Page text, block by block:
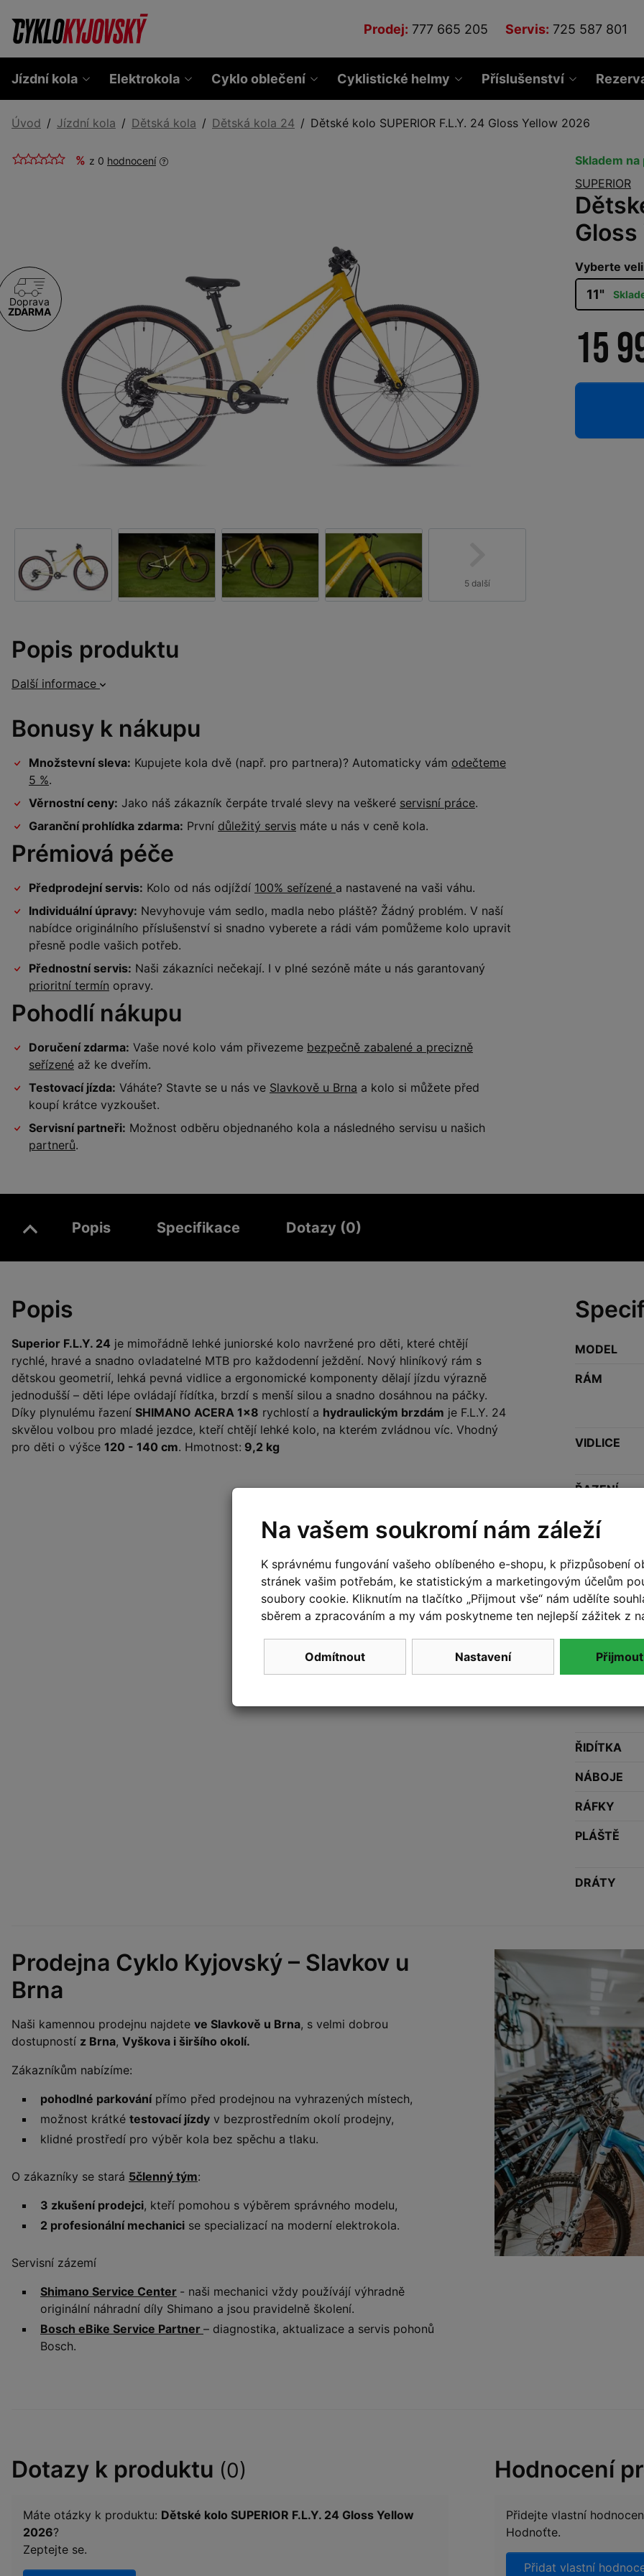
Prodej: 777 665 205 Servis: 725 587 801
Jízdní kola Elektrokola Cyklo oblečení Cyklistické helmy Příslušenství
Úvod Jízdní kola Dětská kola Dětská kola 24 Dětské kolo SUPERIOR F.L.Y. 24 Gloss Yellow 2026
% z 0 hodnocení
Doprava
ZDARMA
5 další
Popis produktu
Další informace
Bonusy k nákupu
Množstevní sleva: Kupujete kola dvě (např. pro partnera)? Automaticky vám odečteme
5 %.
Věrnostní ceny: Jako náš zákazník čerpáte trvalé slevy na veškeré servisní práce.
Garanční prohlídka zdarma: První důležitý servis máte u nás v ceně kola.
Prémiová péče
Předprodejní servis: Kolo od nás odjíždí 100% seřízené a nastavené na vaši váhu.
Individuální úpravy: Nevyhovuje vám sedlo, madla nebo pláště? Žádný problém. V naší
nabídce originálního příslušenství si snadno vyberete a rádi vám pomůžeme kolo upravit
přesně podle vašich potřeb.
Přednostní servis: Naši zákazníci nečekají. I v plné sezóně máte u nás garantovaný
prioritní termín opravy.
Pohodlí nákupu
Doručení zdarma: Vaše nové kolo vám přivezeme bezpečně zabalené a precizně
seřízené až ke dveřím.
Testovací jízda: Váháte? Stavte se u nás ve Slavkově u Brna a kolo si můžete před
koupí krátce vyzkoušet.
Servisní partneři: Možnost odběru objednaného kola a následného servisu u našich
partnerů.
Skladem
SUPERIOR
Vyberte
11"
15
Popis Specifikace Dotazy (0)
Popis
Superior F.L.Y. 24 je mimořádně lehké juniorské kolo navržené pro děti, které chtějí
rychlé, hravé a snadno ovladatelné MTB pro každodenní ježdění. Nový hliníkový rám s
dětskou geometrií, lehká pevná vidlice a ergonomické komponenty dělají jízdu výrazně
jednodušší – děti lépe ovládají řídítka, brzdí s menší silou a snadno dosáhnou na páčky.
Díky plynulému řazení SHIMANO ACERA 1×8 rychlostí a hydraulickým brzdám je F.L.Y. 24
skvělou volbou pro mladé jezdce, kteří chtějí lehké kolo, na kterém zvládnou víc. Vhodný
pro děti o výšce 120 - 140 cm. Hmotnost: 9,2 kg
MODEL
RÁM
VIDLICE
ŘAZENÍ
KLIKY
KAZETA
STŘEDOVÉ
ŘETĚZ
ŘIDÍTKA
NÁBOJE
RÁFKY
PLÁŠTĚ
DRÁTY
Prodejna Cyklo Kyjovský – Slavkov u
Brna
Naši kamennou prodejnu najdete ve Slavkově u Brna, s velmi dobrou
dostupností z Brna, Vyškova i širšího okolí.
Zákazníkům nabízíme:
pohodlné parkovánípřímo před prodejnou na vyhrazených místech,
možnost krátké testovací jízdy v bezprostředním okolí prodejny,
klidné prostředí pro výběr kola bez spěchu a tlaku.
O zákazníky se stará 5členný tým:
3 zkušení prodejci, kteří pomohou s výběrem správného modelu,
2 profesionální mechanici se specializací na moderní elektrokola.
Servisní zázemí
Shimano Service Center - naši mechanici vždy používájí výhradně
originální náhradní díly Shimano a jsou pravidelně školení.
Bosch eBike Service Partner – diagnostika, aktualizace a servis pohonů
Bosch.
Dotazy k produktu (0)
Máte otázky k produktu: Dětské kolo SUPERIOR F.L.Y. 24 Gloss Yellow
2026?
Zeptejte se.
Hodnocení
Přidejte vlastní
Hodnoťte.
Přidat vlastní
Na vašem soukromí nám záleží
K správnému fungování vašeho oblíbeného e-shopu, k přizpůsobení
stránek vašim potřebám, ke statistickým a marketingovým účelům
soubory cookie. Kliknutím na tlačítko „Přijmout vše“ nám udělíte
sběrem a zpracováním a my vám poskytneme ten nejlepší zážitek z
Odmítnout Nastavení